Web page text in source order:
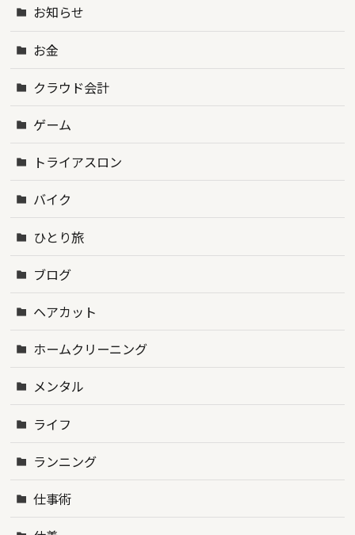
お知らせ
お金
クラウド会計
ゲーム
トライアスロン
バイク
ひとり旅
ブログ
ヘアカット
ホームクリーニング
メンタル
ライフ
ランニング
仕事術